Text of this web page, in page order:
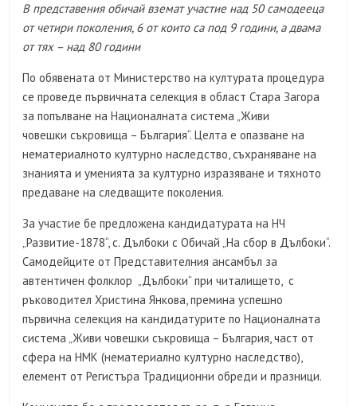
В представения обичай вземат участие над 50 самодееца
от четири поколения, 6 от които са под 9 години, а двама
от тях – над 80 години
По обявената от Министерство на културата процедура
се проведе първичната селекция в област Стара Загора
за попълване на Националната система „Живи
човешки съкровища – България“. Целта е опазване на
нематериалното културно наследство, съхраняване на
знанията и уменията за културно изразяване и тяхното
предаване на следващите поколения.
За участие бе предложена кандидатурата на НЧ
„Развитие-1878“, с. Дълбоки с Обичай „На сбор в Дълбоки“.
Самодейците от Представителния ансамбъл за
автентичен фолклор „Дълбоки“ при читалището, с
ръководител Христина Янкова, премина успешно
първична селекция на кандидатурите по Националната
система „Живи човешки съкровища – България, част от
сфера на НМК (нематериално културно наследство),
елемент от Регистъра Традиционни обреди и празници.